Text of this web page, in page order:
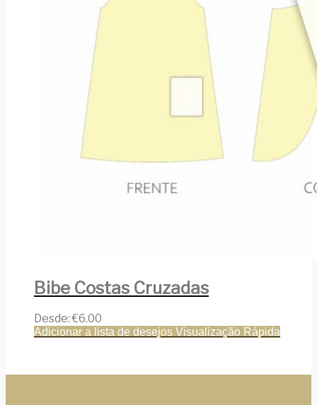
Bibe Costas Cruzadas
Desde:€6.00
Adicionar a lista de desejos Visualização Rápida